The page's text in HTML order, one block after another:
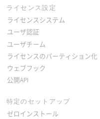
ライセンス設定
ライセンスシステム
ユーザ認証
ユーザチーム
ライセンスのパーティション化
ウェブフック
公開API
特定のセットアップ
ゼロインストール